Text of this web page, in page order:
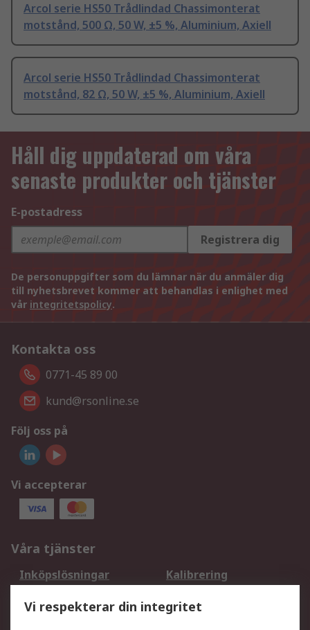
Arcol serie HS50 Trådlindad Chassimonterat
motstånd, 500 Ω, 50 W, ±5 %, Aluminium, Axiell
Arcol serie HS50 Trådlindad Chassimonterat
motstånd, 82 Ω, 50 W, ±5 %, Aluminium, Axiell
Håll dig uppdaterad om våra
senaste produkter och tjänster
E-postadress
Registrera dig
De personuppgifter som du lämnar när du anmäler dig
till nyhetsbrevet kommer att behandlas i enlighet med
vår integritetspolicy.
Kontakta oss
0771-45 89 00
kund@rsonline.se
Följ oss på
Vi accepterar
Våra tjänster
Inköpslösningar
Kalibrering
DesignSpark
Teknisk Support
Vi respekterar din integritet